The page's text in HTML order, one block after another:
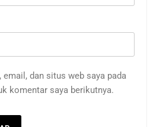
email, dan situs web saya pada
komentar saya berikutnya.